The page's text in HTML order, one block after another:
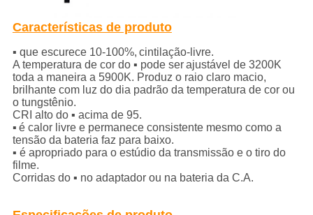
Características de produto
▪ que escurece 10-100%, cintilação-livre.
A temperatura de cor do ▪ pode serajustável de 3200K
toda a maneira a 5900K. Produz o raio claro macio,
brilhante com luz do dia padrão da temperatura de cor ou
o tungstênio.
CRI alto do ▪ acima de 95.
▪ é calor livre e permanece consistente mesmo como a
tensão da bateria faz para baixo.
▪ é apropriado para o estúdio da transmissão e o tiro do
filme.
Corridas do ▪ no adaptador ou na bateria da C.A.